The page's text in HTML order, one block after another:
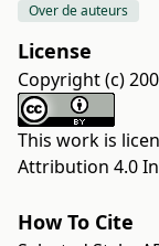
Over de auteurs
License
Copyright (c)
This work is
Attribution 4.0
How To Cite